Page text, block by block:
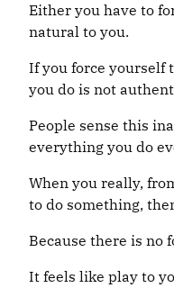
Either you have to
natural to you.
If you force yourself
you do is not
People sense this
everything you do
When you really,
to do something,
Because there is no
It feels like play to